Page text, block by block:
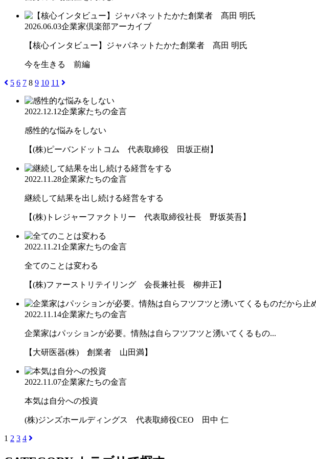
2026.06.03企業家倶楽部アーカイブ
【核心インタビュー】ジャパネットたかた創業者 髙田 明氏
今を生きる 前編
5 6 7 8 9 10 11
2022.12.12企業家たちの金言
感性的な悩みをしない
【(株)ピーバンドットコム 代表取締役 田坂正樹】
2022.11.28企業家たちの金言
継続して結果を出し続ける経営をする
【(株)トレジャーファクトリー 代表取締役社長 野坂英吾】
2022.11.21企業家たちの金言
全てのことは変わる
【(株)ファーストリテイリング 会長兼社長 柳井正】
2022.11.14企業家たちの金言
企業家はパッションが必要。情熱は自らフツフツと湧いてくるもの...
【大研医器(株) 創業者 山田満】
2022.11.07企業家たちの金言
本気は自分への投資
(株)ジンズホールディングス 代表取締役CEO 田中 仁
1 2 3 4